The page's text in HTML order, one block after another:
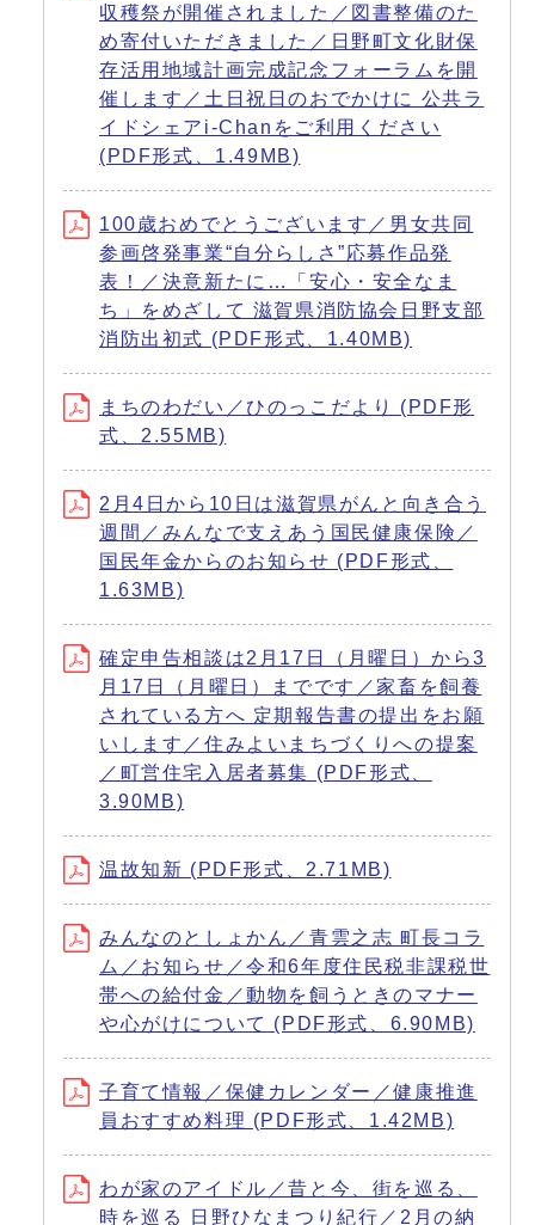
収穫祭が開催されました／図書整備のた
め寄付いただきました／日野町文化財保
存活用地域計画完成記念フォーラムを開
催します／土日祝日のおでかけに 公共ラ
イドシェアi-Chanをご利用ください
(PDF形式、1.49MB)
100歳おめでとうございます／男女共同
参画啓発事業“自分らしさ”応募作品発
表！／決意新たに…「安心・安全なま
ち」をめざして 滋賀県消防協会日野支部
消防出初式 (PDF形式、1.40MB)
まちのわだい／ひのっこだより (PDF形
式、2.55MB)
2月4日から10日は滋賀県がんと向き合う
週間／みんなで支えあう国民健康保険／
国民年金からのお知らせ (PDF形式、
1.63MB)
確定申告相談は2月17日（月曜日）から3
月17日（月曜日）までです／家畜を飼養
されている方へ 定期報告書の提出をお願
いします／住みよいまちづくりへの提案
／町営住宅入居者募集 (PDF形式、
3.90MB)
温故知新 (PDF形式、2.71MB)
みんなのとしょかん／青雲之志 町長コラ
ム／お知らせ／令和6年度住民税非課税世
帯への給付金／動物を飼うときのマナー
や心がけについて (PDF形式、6.90MB)
子育て情報／保健カレンダー／健康推進
員おすすめ料理 (PDF形式、1.42MB)
わが家のアイドル／昔と今、街を巡る、
時を巡る 日野ひなまつり紀行／2月の納